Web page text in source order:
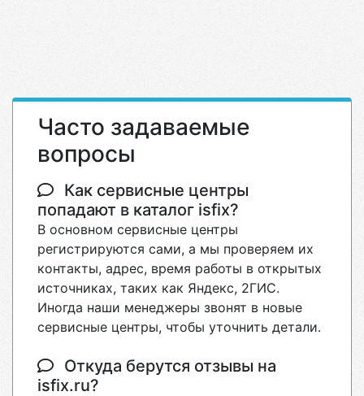
Часто задаваемые
вопросы
Как сервисные центры
попадают в каталог isfix?
В основном сервисные центры
регистрируются сами, а мы проверяем их
контакты, адрес, время работы в открытых
источниках, таких как Яндекс, 2ГИС.
Иногда наши менеджеры звонят в новые
сервисные центры, чтобы уточнить детали.
Откуда берутся отзывы на
isfix.ru?